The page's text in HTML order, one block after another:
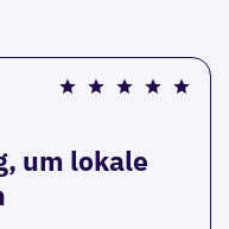
um lokale